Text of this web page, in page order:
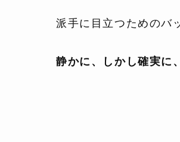
派手に目立つためのバ
静かに、しかし確実に